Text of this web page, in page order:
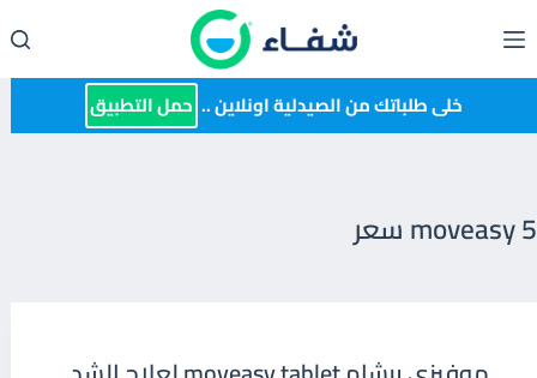
إلى
المحتوى خلى طلباتك من الصيدلية اونلاين .. حمل التطبيق
moveasy 5 سعر